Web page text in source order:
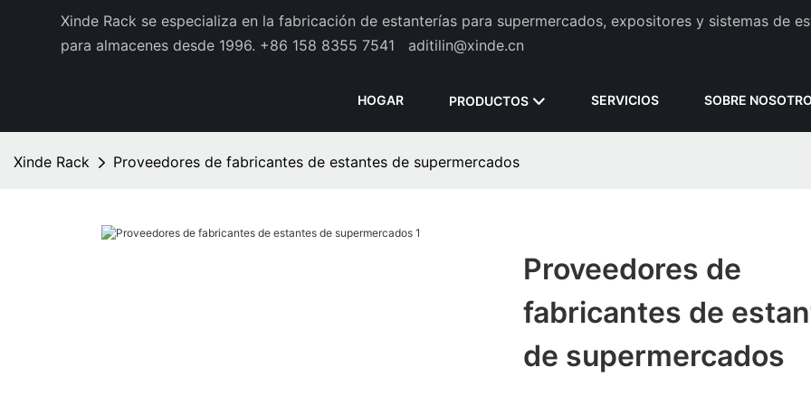
Xinde Rack se especializa en la fabricación de estanterías para supermercados, expositores y sistemas de
para almacenes desde 1996. +86 158 8355 7541 aditilin@xinde.cn
HOGAR PRODUCTOS SERVICIOS SOBRE
Xinde Rack Proveedores de fabricantes de estantes de supermercados
Proveedores de
fabricantes de
de supermercados